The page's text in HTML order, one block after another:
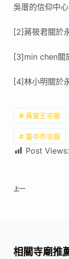
吳厝的信仰中心
[2]蔣筱君關於
[3]min chen關
[4]林小明關於
# 黃聖王寺廟
# 臺中市寺廟
Post Views:
上一
相關寺廟推